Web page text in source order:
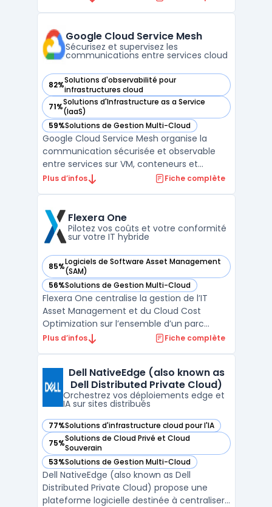
réunit bases de données, outils d’analyse
avancée et ...
Google Cloud Service Mesh
Sécurisez et supervisez les
communications entre services cloud
82%Solutions d'observabilité pour
infrastructures cloud
— voir Google Cloud Service Mesh dans cette catégorie
71%Solutions d'Infrastructure as a Service
(IaaS)
— voir Google Cloud Service Mesh dans cette catégorie
59%Solutions de Gestion Multi-Cloud
— voir Google Cloud Service Mesh dans cette catégorie
Google Cloud Service Mesh organise la
communication sécurisée et observable
entre services sur VM, conteneurs et
environnements multicloud. Ce service
organisations dans le cloud rencontrent des
cas de gestion pour gar ...
Plus d’infos Fiche complète
Flexera One
Pilotez vos coûts et votre conformité
sur votre IT hybride
85%Logiciels de Software Asset Management
(SAM)
— voir Flexera One dans cette catégorie
56%Solutions de Gestion Multi-Cloud
— voir Flexera One dans cette catégorie
Flexera One centralise la gestion de l’IT
Asset Management et du Cloud Cost
Optimization sur l’ensemble d’un parc
hybride. Les entreprises gérant des
rencontrent des enjeux de pilotage, de coût
et de conformité. L’utilisatio ...
Plus d’infos Fiche complète
Dell NativeEdge (also known as
Dell Distributed Private Cloud)
Orchestrez vos déploiements edge et
IA sur sites distribués
77%Solutions d'infrastructure cloud pour l'IA
— voir Dell NativeEdge (also known as Dell Distributed
75%Solutions de Cloud Privé et Cloud
Souverain
— voir Dell NativeEdge (also known as Dell Distributed
53%Solutions de Gestion Multi-Cloud
— voir Dell NativeEdge (also known as Dell Distributed
Dell NativeEdge (also known as Dell
Distributed Private Cloud) propose une
plateforme logicielle destinée à centraliser